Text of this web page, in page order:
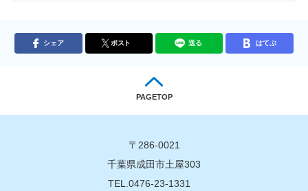
シェア ポスト 送る はてぶ
PAGETOP
〒286-0021
千葉県成田市土屋303
TEL.0476-23-1331